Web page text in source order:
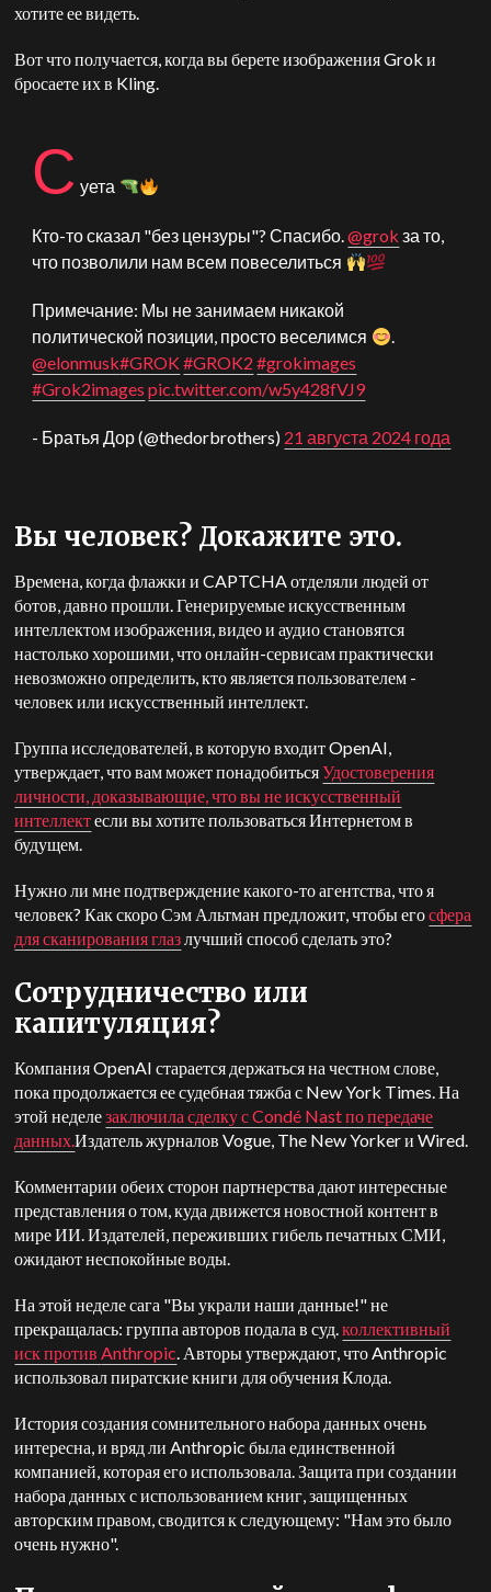
хотите ее видеть.
Вот что получается, когда вы берете изображения Grok и
бросаете их в Kling.
С уета
Кто-то сказал "без цензуры"? Спасибо.@grok за то,
что позволили нам всем повеселиться
Примечание: Мы не занимаем никакой
политической позиции, просто веселимся
.
@elonmusk#GROK#GROK2 #grokimages
#Grok2images pic.twitter.com/w5y428fVJ9
- Братья Дор (@thedorbrothers) 21 августа 2024 года
Вы человек? Докажите это.
Времена, когда флажки и CAPTCHA отделяли людей от
ботов, давно прошли. Генерируемые искусственным
интеллектом изображения, видео и аудио становятся
настолько хорошими, что онлайн-сервисам практически
невозможно определить, кто является пользователем -
человек или искусственный интеллект.
Группа исследователей, в которую входит OpenAI,
утверждает, что вам может понадобитьсяУдостоверения
личности, доказывающие, что вы не искусственный
интеллектесли вы хотите пользоваться Интернетом в
будущем.
Нужно ли мне подтверждение какого-то агентства, что я
человек? Как скоро Сэм Альтман предложит, чтобы егосфера
для сканирования глазлучший способ сделать это?
Сотрудничество или
капитуляция?
Компания OpenAI старается держаться на честном слове,
пока продолжается ее судебная тяжба с New York Times. На
этой неделезаключила сделку с Condé Nast по передаче
данных.Издатель журналов Vogue, The New Yorker и Wired.
Комментарии обеих сторон партнерства дают интересные
представления о том, куда движется новостной контент в
мире ИИ. Издателей, переживших гибель печатных СМИ,
ожидают неспокойные воды.
На этой неделе сага "Вы украли наши данные!" не
прекращалась: группа авторов подала в суд.коллективный
иск противAnthropic. Авторы утверждают, что Anthropic
использовал пиратские книги для обучения Клода.
История создания сомнительного набора данных очень
интересна, и вряд ли Anthropic была единственной
компанией, которая его использовала. Защита при создании
набора данных с использованием книг, защищенных
авторским правом, сводится к следующему: "Нам это было
очень нужно".